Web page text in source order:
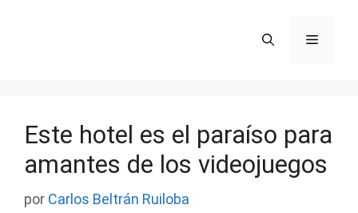
Menú
Este hotel es el paraíso para
amantes de los videojuegos
por Carlos Beltrán Ruiloba